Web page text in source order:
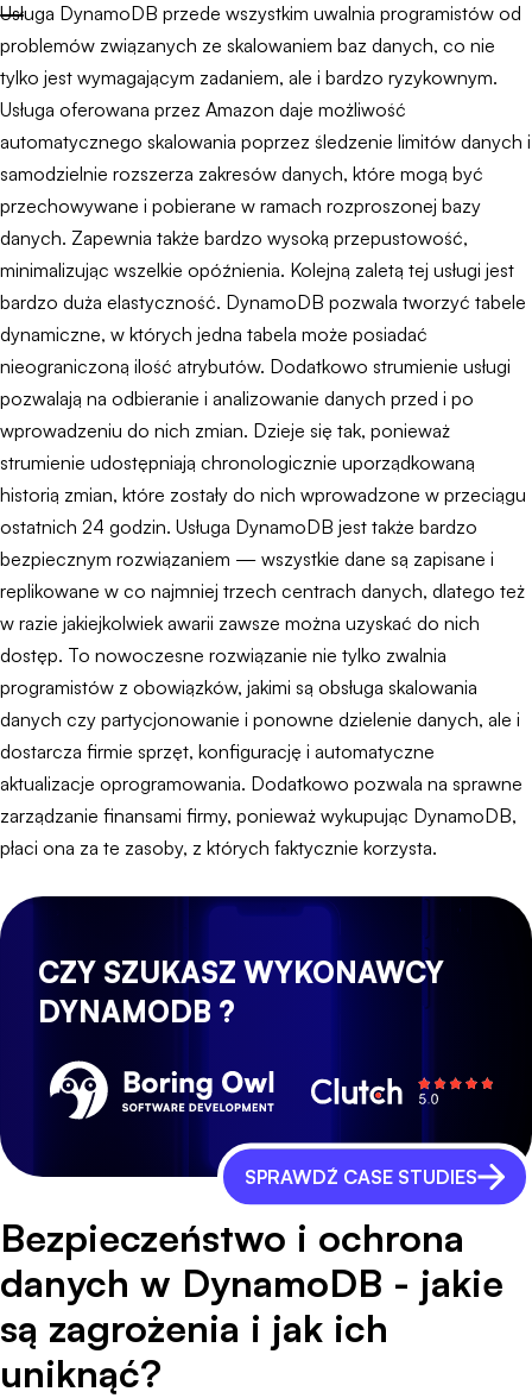
Usługa DynamoDB przede wszystkim uwalnia programistów od
problemów związanych ze skalowaniem baz danych, co nie
tylko jest wymagającym zadaniem, ale i bardzo ryzykownym.
Usługa oferowana przez Amazon daje możliwość
automatycznego skalowania poprzez śledzenie limitów danych i
samodzielnie rozszerza zakresów danych, które mogą być
przechowywane i pobierane w ramach rozproszonej bazy
danych. Zapewnia także bardzo wysoką przepustowość,
minimalizując wszelkie opóźnienia. Kolejną zaletą tej usługi jest
bardzo duża elastyczność. DynamoDB pozwala tworzyć tabele
dynamiczne, w których jedna tabela może posiadać
nieograniczoną ilość atrybutów. Dodatkowo strumienie usługi
pozwalają na odbieranie i analizowanie danych przed i po
wprowadzeniu do nich zmian. Dzieje się tak, ponieważ
strumienie udostępniają chronologicznie uporządkowaną
historią zmian, które zostały do nich wprowadzone w przeciągu
ostatnich 24 godzin. Usługa DynamoDB jest także bardzo
bezpiecznym rozwiązaniem — wszystkie dane są zapisane i
replikowane w co najmniej trzech centrach danych, dlatego też
w razie jakiejkolwiek awarii zawsze można uzyskać do nich
dostęp. To nowoczesne rozwiązanie nie tylko zwalnia
programistów z obowiązków, jakimi są obsługa skalowania
danych czy partycjonowanie i ponowne dzielenie danych, ale i
dostarcza firmie sprzęt, konfigurację i automatyczne
aktualizacje oprogramowania. Dodatkowo pozwala na sprawne
zarządzanie finansami firmy, ponieważ wykupując DynamoDB,
płaci ona za te zasoby, z których faktycznie korzysta.
CZY SZUKASZ WYKONAWCY
DYNAMODB ?
SPRAWDŹ CASE STUDIES
Bezpieczeństwo i ochrona
danych w DynamoDB - jakie
są zagrożenia i jak ich
uniknąć?